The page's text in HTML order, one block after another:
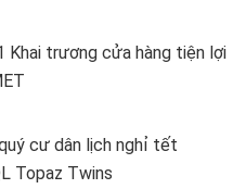
Khai trương cửa hàng tiện lợi
cư dân lịch nghỉ tết
Topaz Twins